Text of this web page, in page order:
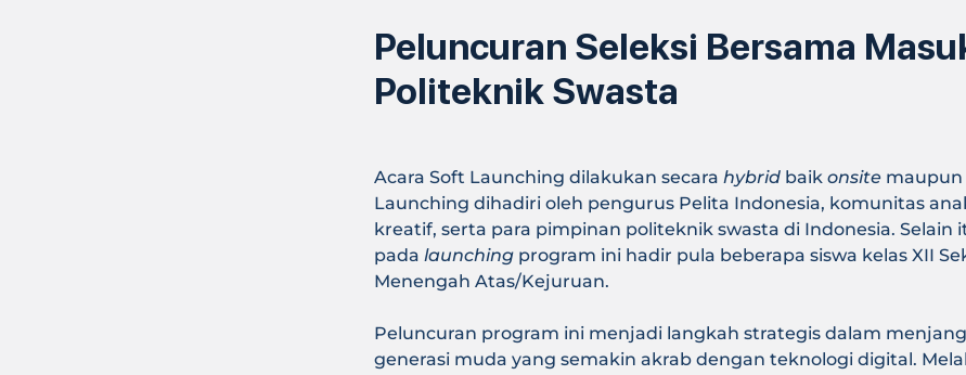
Peluncuran Seleksi Bersama
Politeknik Swasta
Acara Soft Launching dilakukan secara hybrid baik onsite maupun
Launching dihadiri oleh pengurus Pelita Indonesia, komunitas
kreatif, serta para pimpinan politeknik swasta di Indonesia. Selain
pada launching program ini hadir pula beberapa siswa kelas XII
Menengah Atas/Kejuruan.
Peluncuran program ini menjadi langkah strategis dalam
generasi muda yang semakin akrab dengan teknologi digital.